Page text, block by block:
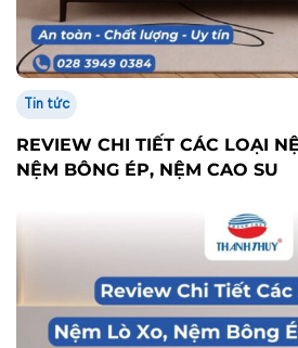
Tin tức
REVIEW CHI TIẾT CÁC LOẠI
NỆM BÔNG ÉP, NỆM CAO SU